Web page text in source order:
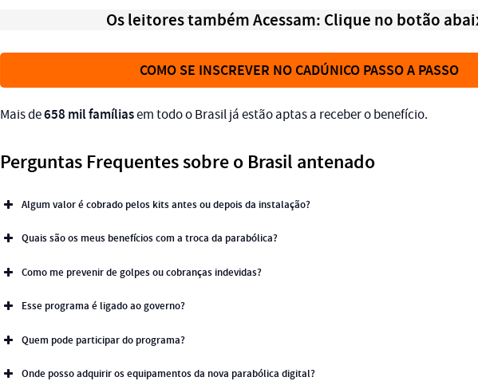
Os leitores também Acessam: Clique no botão
COMO SE INSCREVER NO CADÚNICO PASSO A PASSO
Mais de658 mil famíliasem todo o Brasil já estão aptas a receber o benefício.
Perguntas Frequentes sobre o Brasil antenado
Algum valor é cobrado pelos kits antes ou depois da instalação?
Quais são os meus benefícios com a troca da parabólica?
Como me prevenir de golpes ou cobranças indevidas?
Esse programa é ligado ao governo?
Quem pode participar do programa?
Onde posso adquirir os equipamentos da nova parabólica digital?